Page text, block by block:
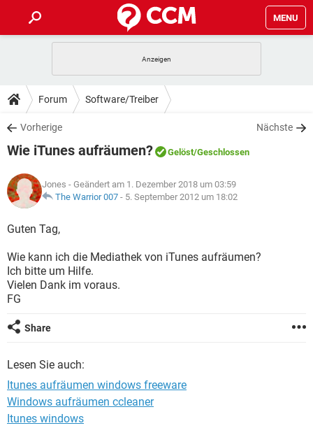
MENU
ANDROID IOS
WINDOWS 10
WHATSAPP TIKTOK
FACEBOOK
TIPPS & TRICKS
SPIELE
WHATSAPP TIKTOK
FACEBOOK
DOWNLOADS
SPIELE STREAMING
ANDROID
WINDOWS 10 INSTAGRAM
WHATSAPP
SPIELE STREAMING
ANDROID
WINDOWS 10
WHATSAPP TIKTOK
FACEBOOK
LEXIKON
SPIELE
WINDOWS 10
WHATSAPP
FACEBOOK
Forum Software/Treiber
Vorherige Nächste
Wie iTunes aufräumen? Gelöst/Geschlossen
Jones - Geändert am 1. Dezember 2018 um 03:59
The Warrior 007 - 5. September 2012 um 18:02
Guten Tag,
Wie kann ich die Mediathek von iTunes aufräumen?
Ich bitte um Hilfe.
Vielen Dank im voraus.
FG
Share
Lesen Sie auch:
Itunes aufräumen windows freeware
Windows aufräumen ccleaner
Itunes windows